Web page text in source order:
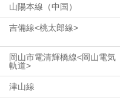
山陽本線（中国）
吉備線<桃太郎線>
岡山市電清輝橋線<岡山電気
軌道>
津山線